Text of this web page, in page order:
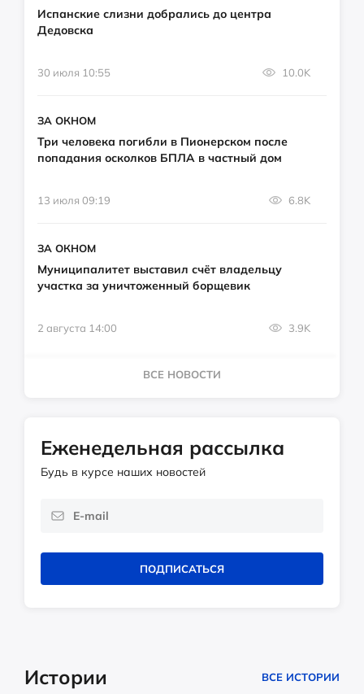
Испанские слизни добрались до центра
Дедовска
30 июля 10:55 10.0K
ЗА ОКНОМ
Три человека погибли в Пионерском после
попадания осколков БПЛА в частный дом
13 июля 09:19 6.8K
ЗА ОКНОМ
Муниципалитет выставил счёт владельцу
участка за уничтоженный борщевик
2 августа 14:00 3.9K
ВСЕ НОВОСТИ
Еженедельная рассылка
Будь в курсе наших новостей
ПОДПИСАТЬСЯ
Истории ВСЕ ИСТОРИИ